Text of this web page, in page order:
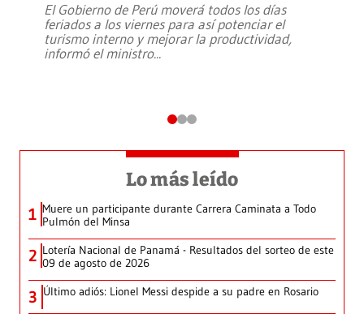
El Gobierno de Perú moverá todos los días
feriados a los viernes para así potenciar el
turismo interno y mejorar la productividad,
informó el ministro...
Lo más leído
1 Muere un participante durante Carrera Caminata a Todo
Pulmón del Minsa
2 Lotería Nacional de Panamá - Resultados del sorteo de este
09 de agosto de 2026
3 Último adiós: Lionel Messi despide a su padre en Rosario